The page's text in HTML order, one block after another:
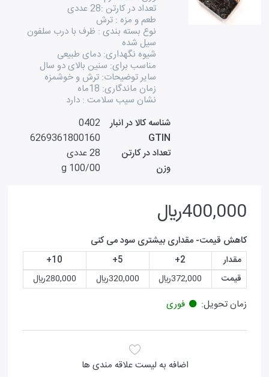
تعداد در کارتن :28 عددی
طعم و مزه : ترش
نوع بسته بندی : ظرف با درب سلفون
سیل شده
شیوه نگهداری: دمای طبیعی
مناسب برای: سنین بالای دو سال
سایر توضیحات: ترش و خوشمزه
زمان ماندگاری: 18ماه
نشان سیب سلامت : دارد
شناسه کالا در انبار
0402
GTIN
6269361800160
تعداد در کارتن
28 عددی
وزن
100/00 g
400,000ريال
کاهش قیمت- مقداری بیشتری سود می کنی
مقدار 2+
5+
10+
قیمت
372,000ريال 320,000ريال 280,000ريال
زمان تحویل: فوری
اضافه به لیست علاقه مندی ها